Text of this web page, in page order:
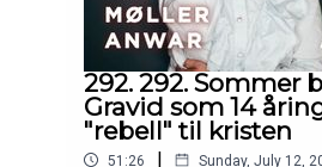
292. 292. Sommer
Gravid som 14
"rebell" til kristen
51:26 | Sunday, July 12,